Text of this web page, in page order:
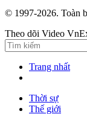
© 1997-2026. Toàn
Theo dõi Video
Trang nhất
Thời sự
Thế giới